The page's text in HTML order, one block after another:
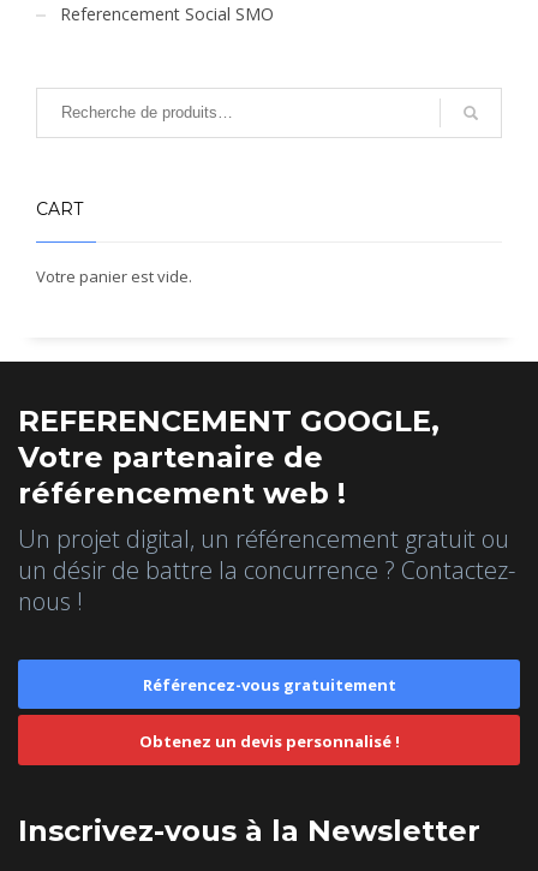
Referencement Social SMO
CART
Votre panier est vide.
REFERENCEMENT GOOGLE,
Votre partenaire de
référencement web !
Un projet digital, un référencement gratuit ou
un désir de battre la concurrence ? Contactez-
nous !
Référencez-vous gratuitement
Obtenez un devis personnalisé !
Inscrivez-vous à la Newsletter